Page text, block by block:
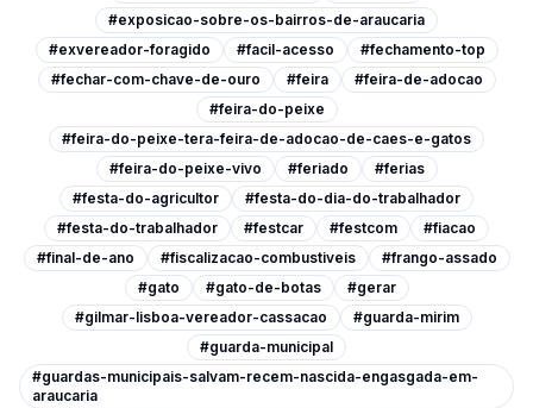
#exposicao-sobre-os-bairros-de-araucaria
#exvereador-foragido
#facil-acesso
#fechamento-top
#fechar-com-chave-de-ouro
#feira
#feira-de-adocao
#feira-do-peixe
#feira-do-peixe-tera-feira-de-adocao-de-caes-e-gatos
#feira-do-peixe-vivo
#feriado
#ferias
#festa-do-agricultor
#festa-do-dia-do-trabalhador
#festa-do-trabalhador
#festcar #festcom
#fiacao
#final-de-ano
#fiscalizacao-combustiveis
#frango-assado
#gato
#gato-de-botas
#gerar
#gilmar-lisboa-vereador-cassacao
#guarda-mirim
#guarda-municipal
#guardas-municipais-salvam-recem-nascida-engasgada-em-
araucaria